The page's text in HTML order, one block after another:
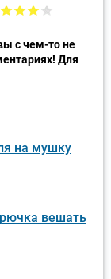
с чем-то не
Для
на мушку
вешать